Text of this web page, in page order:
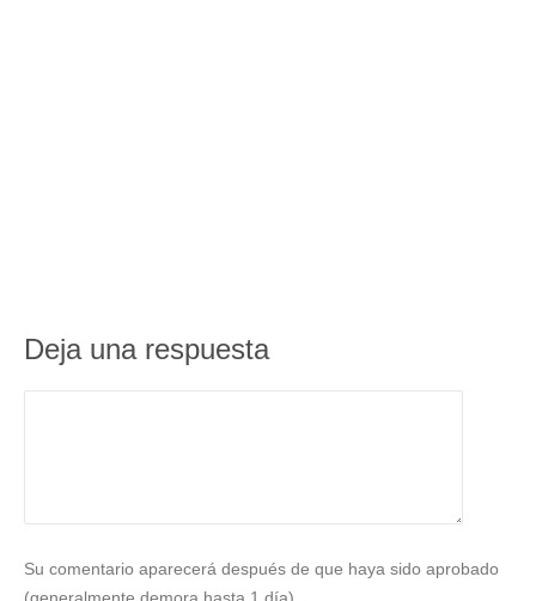
Deja una respuesta
Su comentario aparecerá después de que haya sido aprobado